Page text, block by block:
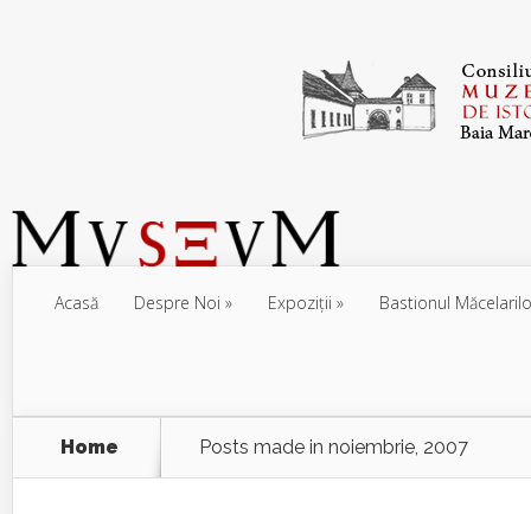
Acasă Despre Noi Expoziţii Bastionul
Home Posts made in noiembrie, 2007